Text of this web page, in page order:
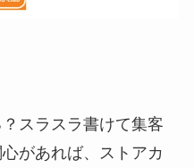
スラスラ書けて集客
があれば、ストアカ